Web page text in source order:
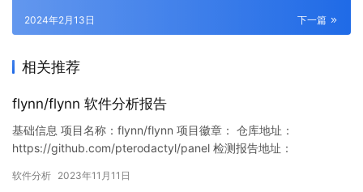
下一篇
2024年2月13日
相关推荐
flynn/flynn 软件分析报告
基础信息 项目名称：flynn/flynn 项目徽章： 仓库地址：
https://github.com/pterodactyl/panel 检测报告地址：
47808/1723355109435858944 此报告由Murphysec提供 漏洞
软件分析 2023年11月11日